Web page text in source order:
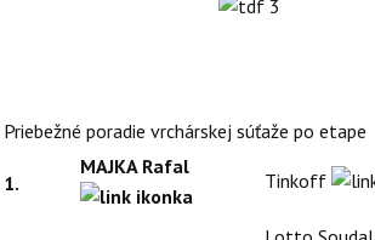
Priebežné poradie vrchárskej súťaže po etape
1.
MAJKA Rafal
Tinkoff